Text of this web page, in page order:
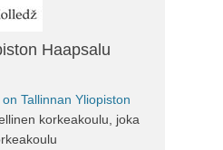
Haapsalu
Tallinnan Yliopiston
korkeakoulu, joka